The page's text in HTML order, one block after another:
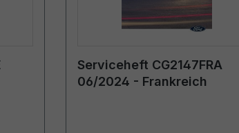
Serviceheft CG2147FRA
06/2024 - Frankreich